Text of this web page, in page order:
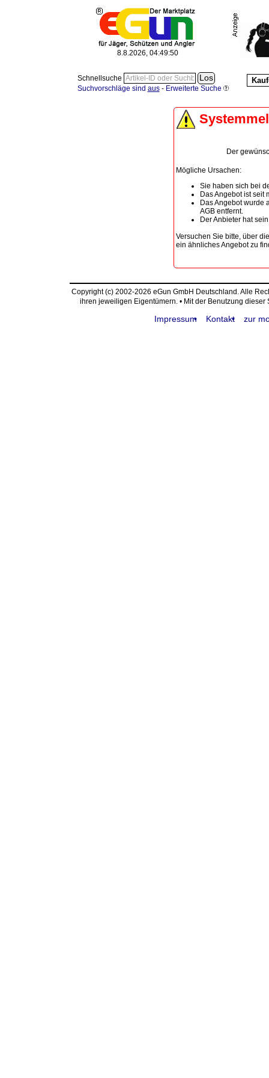
8.8.2026, 04:49:51
Schnellsuche
Suchvorschläge sind aus- Erweiterte Suche
Der
Mögliche Ursachen:
Sie haben sich bei
Das Angebot ist seit
Das Angebot wurde
AGB entfernt.
Der Anbieter hat
Versuchen Sie bitte, über
ein ähnliches Angebot zu
Copyright (c) 2002-2026 eGun GmbH Deutschland. Alle
ihren jeweiligen Eigentümern. • Mit der Benutzung
Impressum Kontakt zur